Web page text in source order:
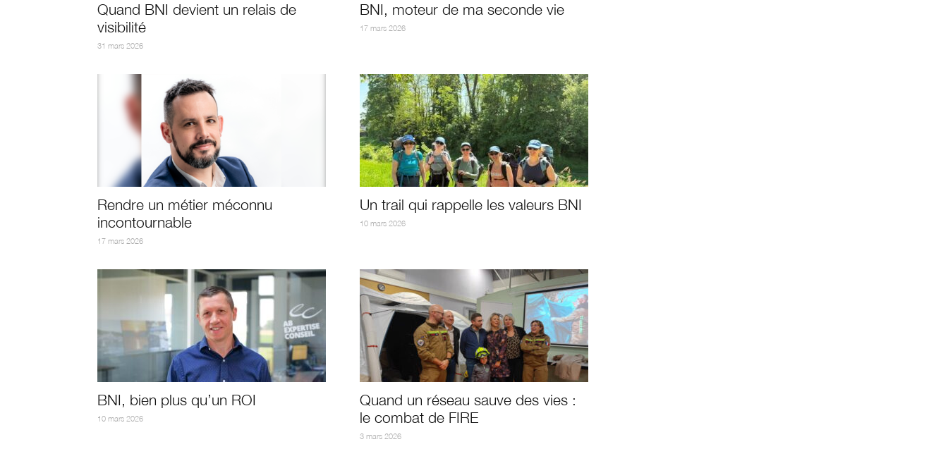
Quand BNI devient un relais de
visibilité
31 mars 2026
BNI, moteur de ma seconde vie
17 mars 2026
Rendre un métier méconnu
incontournable
17 mars 2026
Un trail qui rappelle les valeurs BNI
10 mars 2026
BNI, bien plus qu’un ROI
10 mars 2026
Quand un réseau sauve des vies :
le combat de FIRE
3 mars 2026